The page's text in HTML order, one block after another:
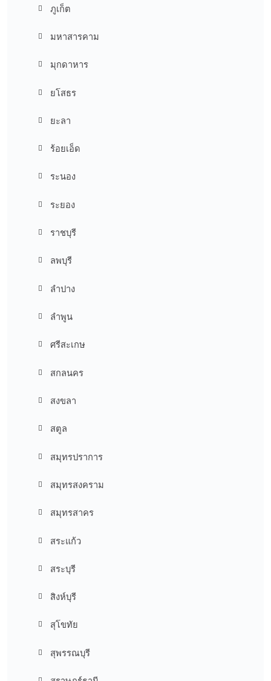
ภูเก็ต
มหาสารคาม
มุกดาหาร
ยโสธร
ยะลา
ร้อยเอ็ด
ระนอง
ระยอง
ราชบุรี
ลพบุรี
ลำปาง
ลำพูน
ศรีสะเกษ
สกลนคร
สงขลา
สตูล
สมุทรปราการ
สมุทรสงคราม
สมุทรสาคร
สระแก้ว
สระบุรี
สิงห์บุรี
สุโขทัย
สุพรรณบุรี